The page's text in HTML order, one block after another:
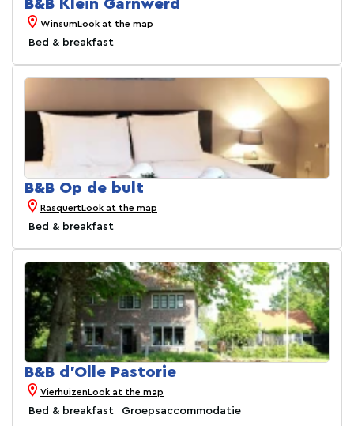
B&B Klein Garnwerd
WinsumLook at the map
Bed & breakfast
B&B Op de bult
RasquertLook at the map
Bed & breakfast
B&B d'Olle Pastorie
VierhuizenLook at the map
Bed & breakfast Groepsaccommodatie